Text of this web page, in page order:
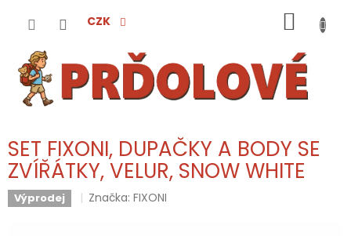
CZK
KOŠÍK
SET FIXONI, DUPAČKY A BODY SE
ZVÍŘÁTKY, VELUR, SNOW WHITE
Výprodej Značka:FIXONI